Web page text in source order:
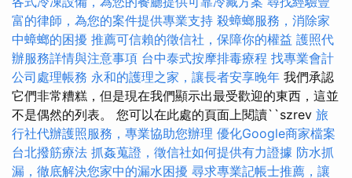
富的律師，為您的案件提供專業支持 殺蟑螂服務，消除家
中蟑螂的困擾 推薦可信賴的徵信社，保障你的權益 護照代
辦服務詳情與注意事項 台中泰式按摩排毒療程 找專業會計
公司處理帳務 永和的護理之家，讓長者安享晚年 我們承認
它們非常糟糕，但是現在我們顯示出最受歡迎的東西，這並
不是偶然的列表。 您可以在此處的頁面上閱讀``szrev 旅
行社代辦護照服務，專業協助您辦理 優化Google商家檔案
台北撥筋療法 抓姦蒐證，徵信社如何提供有力證據 防水抓
漏，徹底解決您家中的漏水困擾 尋求專業記帳士推薦，讓